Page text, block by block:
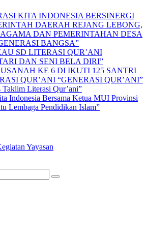
KITA INDONESIA BERSINERGI
DAERAH REJANG LEBONG,
DAN PEMERINTAHAN DESA
BANGSA”
SD LITERASI QUR’ANI
DAN SENI BELA DIRI”
KE 6 DI IKUTI 125 SANTRI
QUR’ANI “GENERASI QUR’ANI”
Literasi Qur’ani”
Indonesia Bersama Ketua MUI Provinsi
Lembaga Pendidikan Islam”
Yayasan